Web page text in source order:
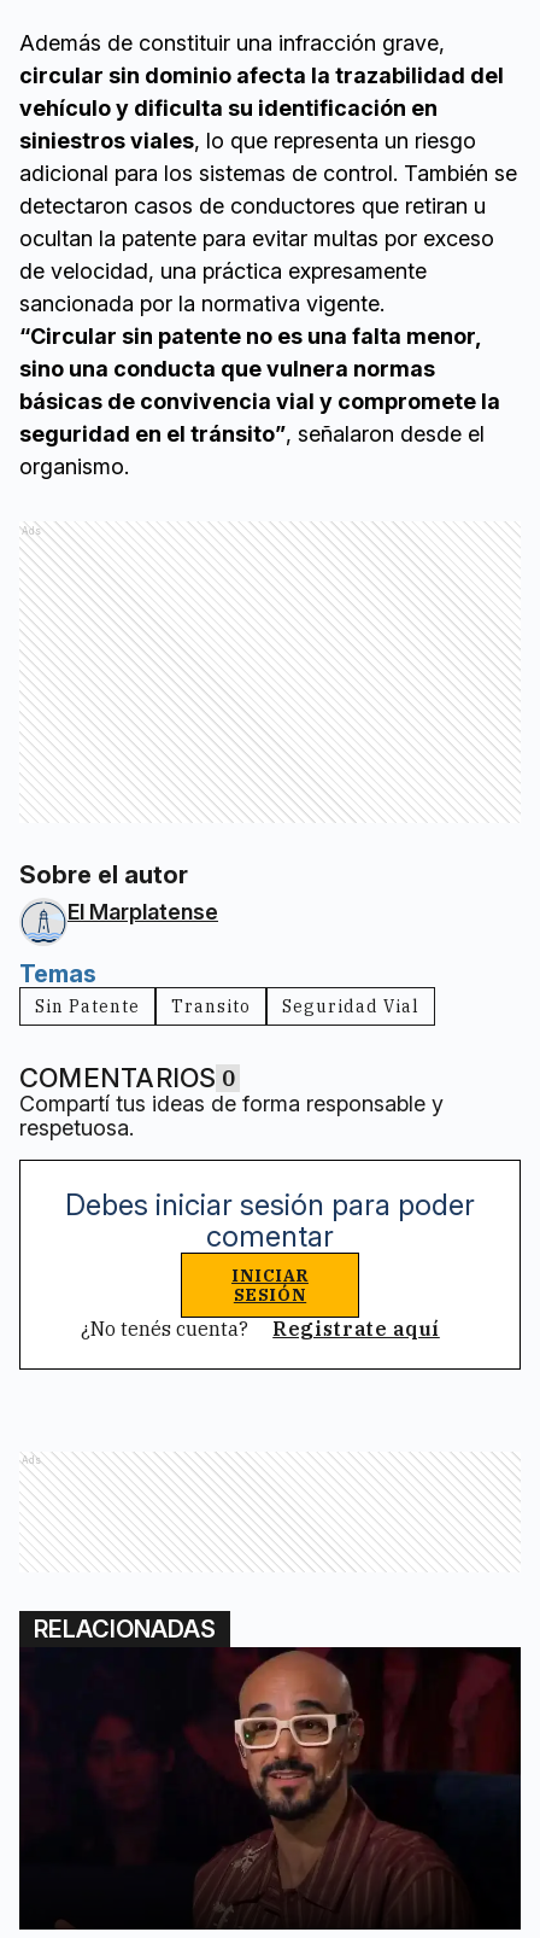
Además de constituir una infracción grave,
circular sin dominio afecta la trazabilidad del
vehículo y dificulta su identificación en
siniestros viales, lo que representa un riesgo
adicional para los sistemas de control. También se
detectaron casos de conductores que retiran u
ocultan la patente para evitar multas por exceso
de velocidad, una práctica expresamente
sancionada por la normativa vigente.
“Circular sin patente no es una falta menor,
sino una conducta que vulnera normas
básicas de convivencia vial y compromete la
seguridad en el tránsito”, señalaron desde el
organismo.
Ads
Sobre el autor
El Marplatense
Temas
Sin Patente Transito Seguridad Vial
COMENTARIOS 0
Compartí tus ideas de forma responsable y
respetuosa.
Debes iniciar sesión para poder
comentar
INICIAR
SESIÓN
¿No tenés cuenta? Registrate aquí
Ads
RELACIONADAS